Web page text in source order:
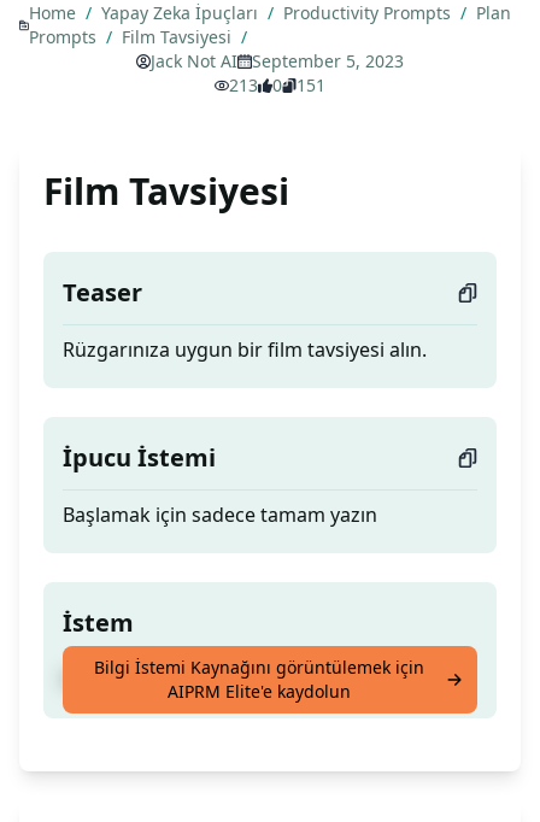
Home / Yapay Zeka İpuçları / Productivity Prompts / Plan
Prompts / Film Tavsiyesi /
Jack Not AI
September 5, 2023
213
0 151
Film Tavsiyesi
Teaser
Rüzgarınıza uygun bir film tavsiyesi alın.
İpucu İstemi
Başlamak için sadece tamam yazın
İstem
Rüzgarınıza uygun bir film tavsiyesi alın.
Bilgi İstemi Kaynağını görüntülemek için
AIPRM Elite'e kaydolun